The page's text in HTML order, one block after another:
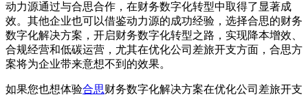
动力源通过与合思合作，在财务数字化转型中取得了显著成
效。其他企业也可以借鉴动力源的成功经验，选择合思的财务
数字化解决方案，开启财务数字化转型之路，实现降本增效、
合规经营和低碳运营，尤其在优化公司差旅开支方面，合思方
案将为企业带来意想不到的效果。
如果您也想体验合思财务数字化解决方案在优化公司差旅开支